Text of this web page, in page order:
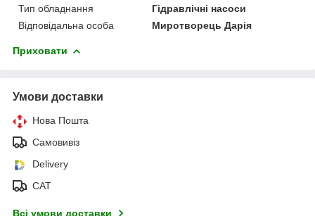
Тип обладнання
Гідравлічні насоси
Відповідальна особа
Миротворець Дарія
Приховати
Умови доставки
Нова Пошта
Самовивіз
Delivery
САТ
Всі умови доставки